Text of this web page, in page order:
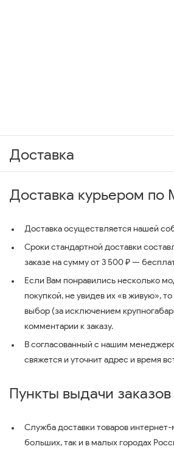
Доставка
Доставка курьером
Доставка осуществляется нашей
Сроки стандартной доставки
заказе на сумму от 3 500 ₽ —
Если Вам понравились несколько
покупкой, не увидев их «в живую»,
выбор (за исключением
комментарии к заказу.
В согласованный с нашим
свяжется и уточнит адрес и время
Пункты выдачи
Служба доставки товаров
больших, так и в малых городах